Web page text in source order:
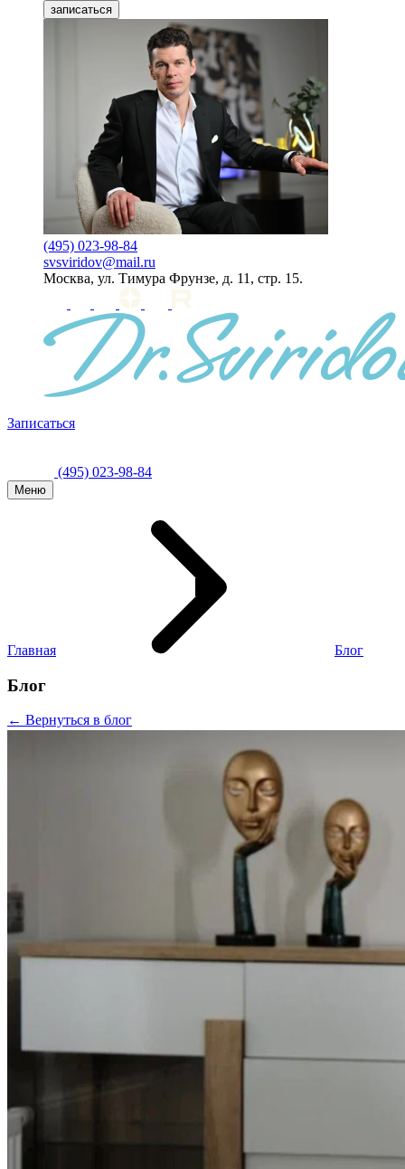
записаться
(495) 023-98-84
svsviridov@mail.ru
Москва, ул. Тимура Фрунзе, д. 11, стр. 15.
Записаться
(495) 023-98-84
Меню
Главная Блог
Блог
← Вернуться в блог